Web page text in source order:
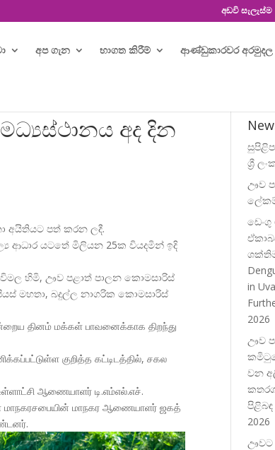
අඩවි සැලැස්ම
අප ගැන භාගත කිරීම් ආණ්ඩුකාරවර අරමුදල
අද දින
අයිතියට පත් කරන ලදී.
ය ආධාර යටතේ මිලියන 25ක වියදමින් ඉදි
හිමි, ඌව පළාත් පාලන කොමසාරිස්
මහතා, බදුල්ල නාගරික කොමසාරිස්
தினம் மக்கள் பாவனைக்காக திறந்து
குறித்த கட்டிடத்தில், சகல
ஆணையாளர் டி.எம்எல்.எச்.
மாநகரசபையின் மாநகர ஆணையாளர் ஜகத்
ශ්‍රී
ඌව
in
2026
ඌව
වන
2026
ඌවට